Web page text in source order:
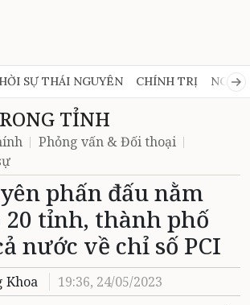
SỰ THÁI NGUYÊN CHÍNH TRỊ NGHỊ
TỈNH
Phỏng vấn & Đối thoại
phấn đấu nằm
tỉnh, thành phố
nước về chỉ số PCI
Khoa 19:36, 24/05/2023